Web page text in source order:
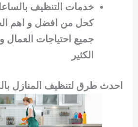
خدمات التنظيف
كحل من افضل و اهم
جميع احتياجات العمال
الكثير
احدث طرق لتنظيف المنازل